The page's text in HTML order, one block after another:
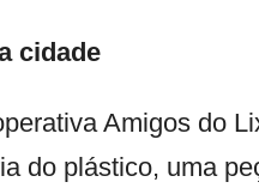
cidade
Amigos do
do plástico, uma